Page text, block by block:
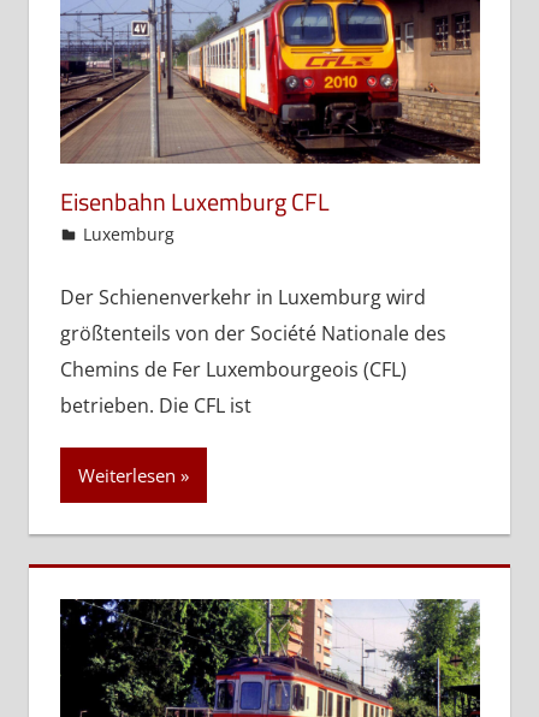
Eisenbahn Luxemburg CFL
admin
Luxemburg
Der Schienenverkehr in Luxemburg wird
größtenteils von der Société Nationale des
Chemins de Fer Luxembourgeois (CFL)
betrieben. Die CFL ist
Weiterlesen